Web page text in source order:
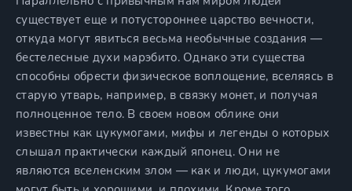
существует еще и потустороннее царство вечности,
откуда могут явиться весьма необычные создания —
бестелесные духи марэбито. Однако эти существа
способны обрести физическое воплощение, вселяясь в
старую утварь, например, в связку монет, и получая
полноценное тело. В своем новом облике они
известны как цукумогами, мифы и легенды о которых
слышал практически каждый японец. Они не
являются вселенским злом — как и люди, цукумогами